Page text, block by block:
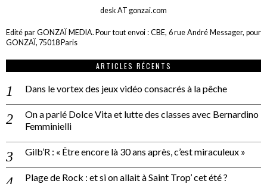
desk AT gonzai.com
Edité par GONZAÏ MEDIA. Pour tout envoi : CBE, 6 rue André Messager, pour
GONZAÏ, 75018 Paris
ARTICLES RÉCENTS
Dans le vortex des jeux vidéo consacrés à la pêche
On a parlé Dolce Vita et lutte des classes avec Bernardino
Femminielli
Gilb’R : « Être encore là 30 ans après, c’est miraculeux »
Plage de Rock : et si on allait à Saint Trop’ cet été ?